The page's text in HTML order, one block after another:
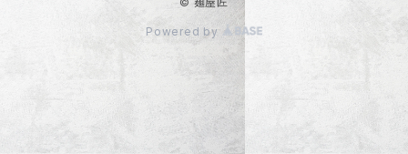
Powered by